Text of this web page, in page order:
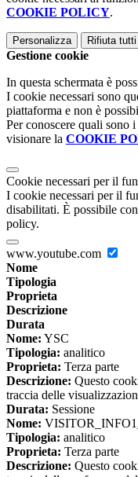
COOKIE POLICY.
Personalizza Rifiuta tutti
Gestione cookie
In questa schermata è
I cookie necessari sono
piattaforma e non è
Per conoscere quali sono
visionare la COOKIE
Cookie necessari per il
I cookie necessari per il
disabilitati. È possibile
policy.
www.youtube.com
Nome
Tipologia
Proprieta
Descrizione
Durata
Nome: YSC
Tipologia: analitico
Proprieta: Terza parte
Descrizione: Questo
traccia delle
Durata: Sessione
Nome:
Tipologia: analitico
Proprieta: Terza parte
Descrizione: Questo